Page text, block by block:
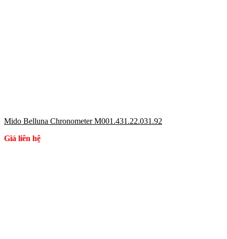
Mido Belluna Chronometer M001.431.22.031.92
Giá liên hệ